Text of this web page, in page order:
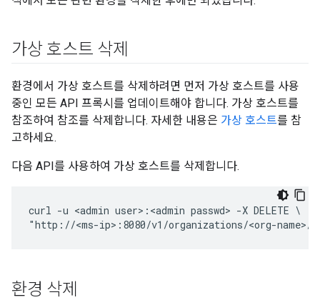
가상 호스트 삭제
환경에서 가상 호스트를 삭제하려면 먼저 가상 호스트를 사용
중인 모든 API 프록시를 업데이트해야 합니다. 가상 호스트를
참조하여 참조를 삭제합니다. 자세한 내용은 가상 호스트를 참
고하세요.
다음 API를 사용하여 가상 호스트를 삭제합니다.
curl -u <admin user>:<admin passwd> -X DELETE \
"http://<ms-ip>:8080/v1/organizations/<org-
환경 삭제